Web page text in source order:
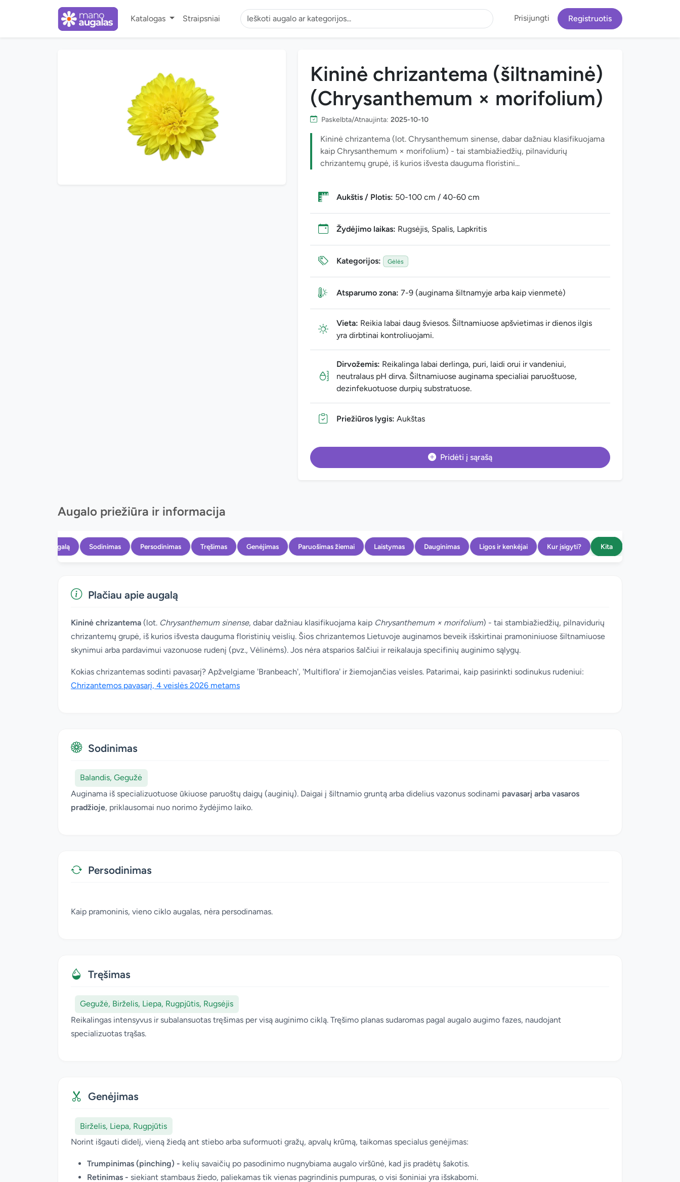
Katalogas Straipsniai Prisijungti Registruotis
Kininė chrizantema (šiltnaminė)
(Chrysanthemum × morifolium)
Paskelbta/Atnaujinta: 2025-10-10
Kininė chrizantema (lot. Chrysanthemum sinense, dabar dažniau klasifikuojama
kaip Chrysanthemum × morifolium) - tai stambiažiedžių, pilnavidurių
chrizantemų grupė, iš kurios išvesta dauguma floristini...
Aukštis / Plotis: 50-100 cm / 40-60 cm
Žydėjimo laikas: Rugsėjis, Spalis, Lapkritis
Kategorijos: Gėlės
Atsparumo zona: 7-9 (auginama šiltnamyje arba kaip vienmetė)
Vieta: Reikia labai daug šviesos. Šiltnamiuose apšvietimas ir dienos ilgis
yra dirbtinai kontroliuojami.
Dirvožemis: Reikalinga labai derlinga, puri, laidi orui ir vandeniui,
neutralaus pH dirva. Šiltnamiuose auginama specialiai paruoštuose,
dezinfekuotuose durpių substratuose.
Priežiūros lygis: Aukštas
Pridėti į sąrašą
Augalo priežiūra ir informacija
Apie augalą Sodinimas Persodinimas Tręšimas Genėjimas Paruošimas žiemai Laistymas Dauginimas Ligos ir kenkėjai Kur įsigyti? Kita
Plačiau apie augalą
Kininė chrizantema (lot. Chrysanthemum sinense, dabar dažniau klasifikuojama kaip Chrysanthemum × morifolium) - tai stambiažiedžių, pilnavidurių
chrizantemų grupė, iš kurios išvesta dauguma floristinių veislių. Šios chrizantemos Lietuvoje auginamos beveik išskirtinai pramoniniuose šiltnamiuose
skynimui arba pardavimui vazonuose rudenį (pvz., Vėlinėms). Jos nėra atsparios šalčiui ir reikalauja specifinių auginimo sąlygų.
Kokias chrizantemas sodinti pavasarį? Apžvelgiame 'Branbeach', 'Multiflora' ir žiemojančias veisles. Patarimai, kaip pasirinkti sodinukus rudeniui:
Chrizantemos pavasarį, 4 veislės 2026 metams
Sodinimas
Balandis, Gegužė
Auginama iš specializuotuose ūkiuose paruoštų daigų (auginių). Daigai į šiltnamio gruntą arba didelius vazonus sodinami pavasarį arba vasaros
pradžioje, priklausomai nuo norimo žydėjimo laiko.
Persodinimas
Kaip pramoninis, vieno ciklo augalas, nėra persodinamas.
Tręšimas
Gegužė, Birželis, Liepa, Rugpjūtis, Rugsėjis
Reikalingas intensyvus ir subalansuotas tręšimas per visą auginimo ciklą. Tręšimo planas sudaromas pagal augalo augimo fazes, naudojant
specializuotas trąšas.
Genėjimas
Birželis, Liepa, Rugpjūtis
Norint išgauti didelį, vieną žiedą ant stiebo arba suformuoti gražų, apvalų krūmą, taikomas specialus genėjimas:
Trumpinimas (pinching) - kelių savaičių po pasodinimo nugnybiama augalo viršūnė, kad jis pradėtų šakotis.
Retinimas - siekiant stambaus žiedo, paliekamas tik vienas pagrindinis pumpuras, o visi šoniniai yra išskabomi.